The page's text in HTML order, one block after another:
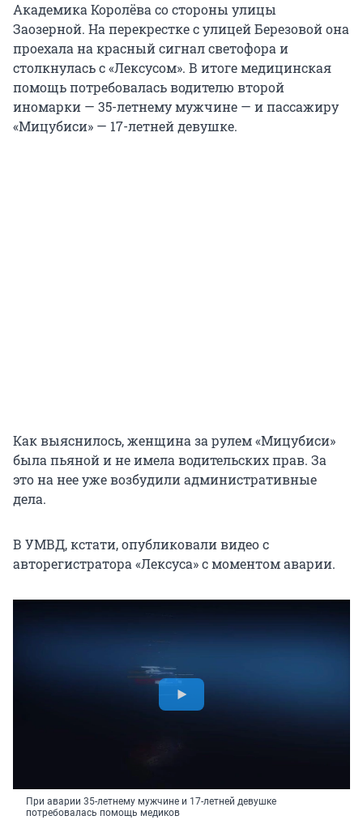
Академика Королёва со стороны улицы
Заозерной. На перекрестке с улицей Березовой она
проехала на красный сигнал светофора и
столкнулась с «Лексусом». В итоге медицинская
помощь потребовалась водителю второй
иномарки — 35-летнему мужчине — и пассажиру
«Мицубиси» — 17-летней девушке.
Как выяснилось, женщина за рулем «Мицубиси»
была пьяной и не имела водительских прав. За
это на нее уже возбудили административные
дела.
В УМВД, кстати, опубликовали видео с
авторегистратора «Лексуса» с моментом аварии.
При аварии 35-летнему мужчине и 17-летней девушке
потребовалась помощь медиков